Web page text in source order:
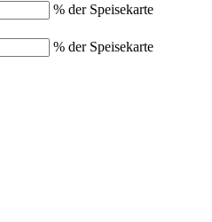
% der Speisekarte
% der Speisekarte